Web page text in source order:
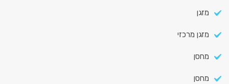
מזגן
מזגן מרכזי
מחסן
מחסן